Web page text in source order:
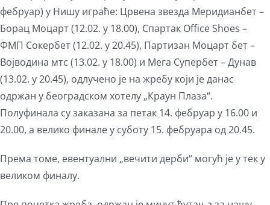
фебруар) у Нишу играће: Црвена звезда Меридианбет –
Борац Моцарт (12.02. у 18.00), Спартак Office Shoes –
ФМП Сокербет (12.02. у 20.45), Партизан Моцарт бет –
Војводина мтс (13.02. у 18.00) и Мега Супербет – Дунав
(13.02. у 20.45), одлучено је на жребу који је данас
одржан у београдском хотелу „Краун Плаза“.
Полуфинала су заказана за петак 14. фебруар у 16.00 и
20.00, а велико финале у суботу 15. фебруара од 20.45.
Према томе, евентуални „вечити дерби“ могућ је у тек у
великом финалу.